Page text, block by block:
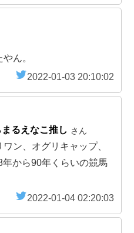
ん。
2022-01-03 20:10:02
るえなこ推し さん
ン、オグリキャップ、
から90年くらいの競馬
2022-01-04 02:20:03